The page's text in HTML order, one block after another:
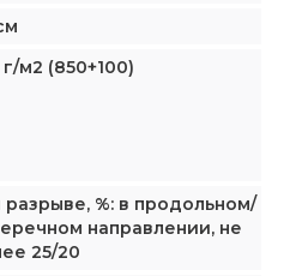
г/м2 (850+100)
разрыве, %: в продольном/
направлении, не
25/20